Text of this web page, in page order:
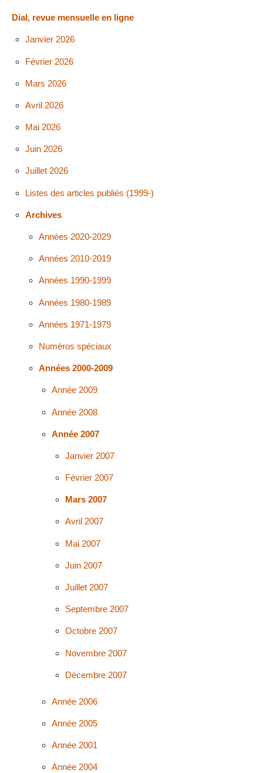
Dial, revue mensuelle en ligne
Janvier 2026
Février 2026
Mars 2026
Avril 2026
Mai 2026
Juin 2026
Juillet 2026
Listes des articles publiés (1999-)
Archives
Années 2020-2029
Années 2010-2019
Années 1990-1999
Années 1980-1989
Années 1971-1979
Numéros spéciaux
Années 2000-2009
Année 2009
Année 2008
Année 2007
Janvier 2007
Février 2007
Mars 2007
Avril 2007
Mai 2007
Juin 2007
Juillet 2007
Septembre 2007
Octobre 2007
Novembre 2007
Décembre 2007
Année 2006
Année 2005
Année 2001
Année 2004